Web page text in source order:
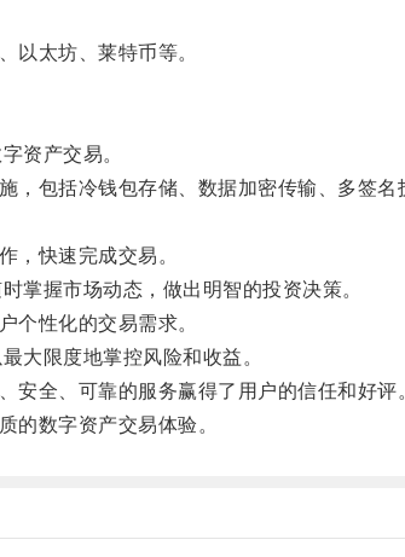
太坊、莱特币等。
资产交易。
包括冷钱包存储、数据加密传输、多签名
快速完成交易。
握市场动态，做出明智的投资决策。
性化的交易需求。
限度地掌控风险和收益。
全、可靠的服务赢得了用户的信任和好评
数字资产交易体验。